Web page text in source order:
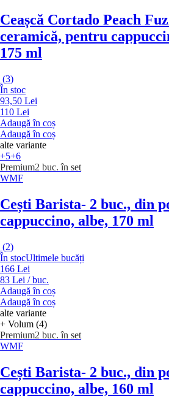
Ceașcă Cortado Peach
ceramică, pentru
175 ml
(3)
În stoc
93,50 Lei
110 Lei
Adaugă în coș
Adaugă în coș
alte variante
+5+6
Premium2 buc. în set
WMF
Cești Barista- 2 buc., din
cappuccino, albe, 170 ml
(2)
În stocUltimele bucăți
166 Lei
83 Lei / buc.
Adaugă în coș
Adaugă în coș
alte variante
+ Volum (4)
Premium2 buc. în set
WMF
Cești Barista- 2 buc., din
cappuccino, albe, 160 ml